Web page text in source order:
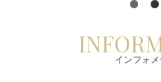
1 2
インフォ